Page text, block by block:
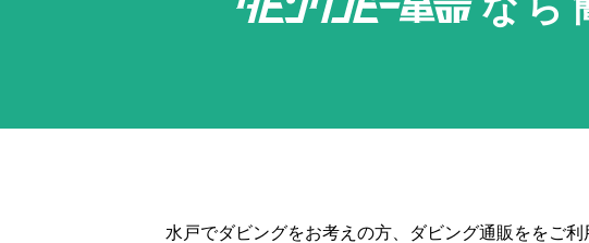
水戸でダビングをお考えの方、ダビング通販ををご利